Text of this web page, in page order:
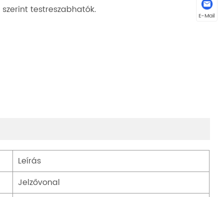
testreszabhatók.
Leírás
Jelzővonal
E-Mail